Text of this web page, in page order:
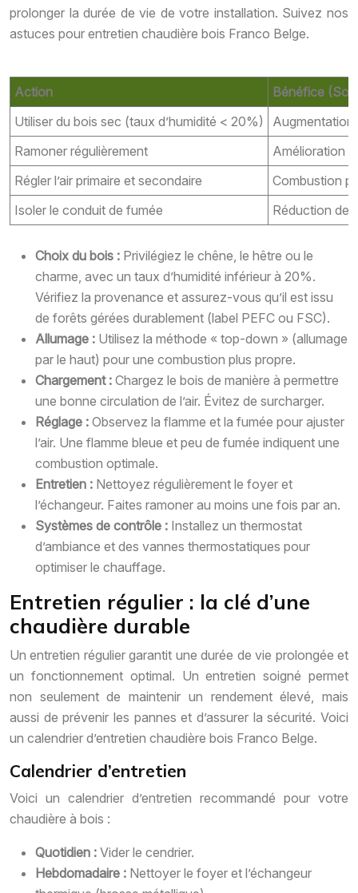
prolonger la durée de vie de votre installation. Suivez nos
astuces pour entretien chaudière bois Franco Belge.
Action
Bénéfice
Utiliser du bois sec (taux d’humidité < 20%)
Augmentation
Ramoner régulièrement
Amélioration
Régler l’air primaire et secondaire
Combustion
Isoler le conduit de fumée
Réduction
Choix du bois : Privilégiez le chêne, le hêtre ou le
charme, avec un taux d’humidité inférieur à 20%.
Vérifiez la provenance et assurez-vous qu’il est issu
de forêts gérées durablement (label PEFC ou FSC).
Allumage : Utilisez la méthode « top-down » (allumage
par le haut) pour une combustion plus propre.
Chargement : Chargez le bois de manière à permettre
une bonne circulation de l’air. Évitez de surcharger.
Réglage : Observez la flamme et la fumée pour ajuster
l’air. Une flamme bleue et peu de fumée indiquent une
combustion optimale.
Entretien : Nettoyez régulièrement le foyer et
l’échangeur. Faites ramoner au moins une fois par an.
Systèmes de contrôle : Installez un thermostat
d’ambiance et des vannes thermostatiques pour
optimiser le chauffage.
Entretien régulier : la clé d’une
chaudière durable
Un entretien régulier garantit une durée de vie prolongée et
un fonctionnement optimal. Un entretien soigné permet
non seulement de maintenir un rendement élevé, mais
aussi de prévenir les pannes et d’assurer la sécurité. Voici
un calendrier d’entretien chaudière bois Franco Belge.
Calendrier d’entretien
Voici un calendrier d’entretien recommandé pour votre
chaudière à bois :
Quotidien : Vider le cendrier.
Hebdomadaire : Nettoyer le foyer et l’échangeur